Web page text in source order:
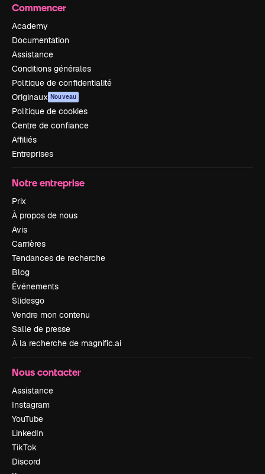
Commencer
Academy
Documentation
Assistance
Conditions générales
Politique de confidentialité
Originaux Nouveau
Politique de cookies
Centre de confiance
Affiliés
Entreprises
Notre entreprise
Prix
À propos de nous
Avis
Carrières
Tendances de recherche
Blog
Événements
Slidesgo
Vendre mon contenu
Salle de presse
À la recherche de magnific.ai
Nous contacter
Assistance
Instagram
YouTube
LinkedIn
TikTok
Discord